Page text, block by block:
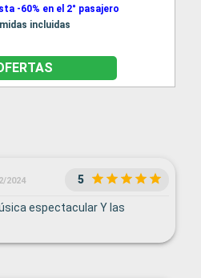
-60% en el 2° pasajero
incluidas
2024 5
espectacular Y las